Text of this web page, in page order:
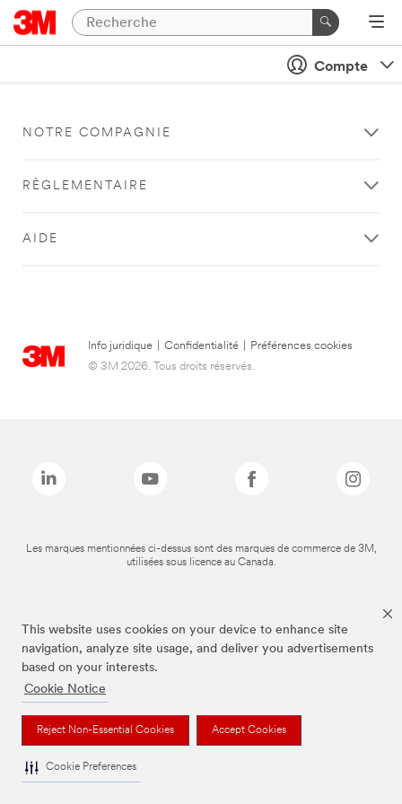
This website uses cookies on your device to enhance site
navigation, analyze site usage, and deliver you advertisements
based on your interests.
Cookie Notice
Reject Non-Essential Cookies Accept Cookies
Cookie Preferences
Compte
NOTRE COMPAGNIE
RÈGLEMENTAIRE
AIDE
Info juridique Confidentialité
Préférences cookies
© 3M 2026. Tous droits réservés.
Les marques mentionnées ci-dessus sont des marques de commerce de 3M,
utilisées sous licence au Canada.